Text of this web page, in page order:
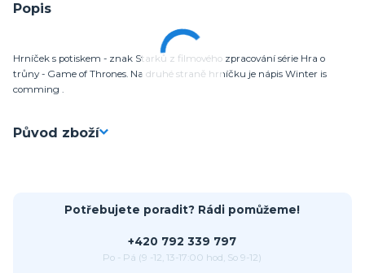
Popis
Hrníček s potiskem - znak Starků z filmového zpracování série Hra o
trůny - Game of Thrones. Na druhé straně hrníčku je nápis Winter is
comming .
Původ zboží
Potřebujete poradit? Rádi pomůžeme!
+420 792 339 797
Po - Pá (9 -12, 13-17:00 hod, So 9-12)